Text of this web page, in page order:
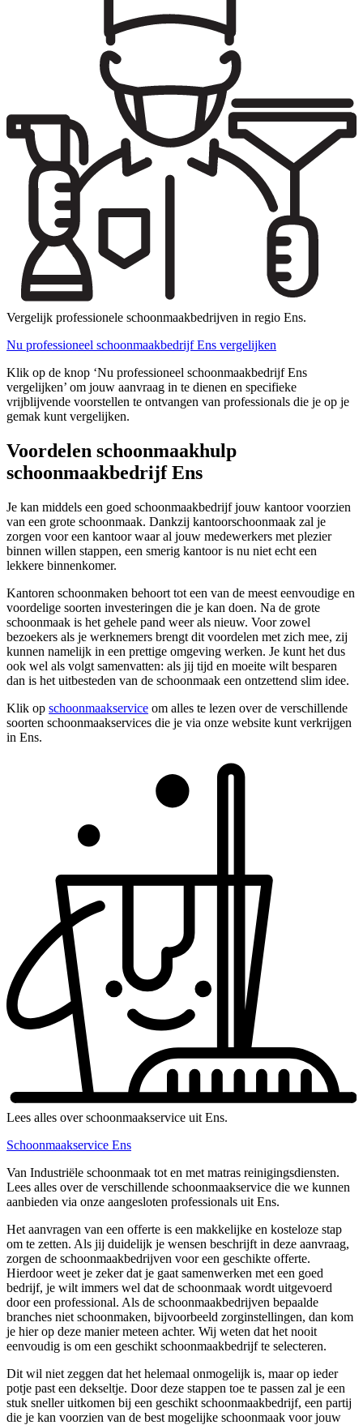
Vergelijk professionele schoonmaakbedrijven in regio Ens.
Nu professioneel schoonmaakbedrijf Ens vergelijken
Klik op de knop ‘Nu professioneel schoonmaakbedrijf Ens
vergelijken’ om jouw aanvraag in te dienen en specifieke
vrijblijvende voorstellen te ontvangen van professionals die je op je
gemak kunt vergelijken.
Voordelen schoonmaakhulp
schoonmaakbedrijf Ens
Je kan middels een goed schoonmaakbedrijf jouw kantoor voorzien
van een grote schoonmaak. Dankzij kantoorschoonmaak zal je
zorgen voor een kantoor waar al jouw medewerkers met plezier
binnen willen stappen, een smerig kantoor is nu niet echt een
lekkere binnenkomer.
Kantoren schoonmaken behoort tot een van de meest eenvoudige en
voordelige soorten investeringen die je kan doen. Na de grote
schoonmaak is het gehele pand weer als nieuw. Voor zowel
bezoekers als je werknemers brengt dit voordelen met zich mee, zij
kunnen namelijk in een prettige omgeving werken. Je kunt het dus
ook wel als volgt samenvatten: als jij tijd en moeite wilt besparen
dan is het uitbesteden van de schoonmaak een ontzettend slim idee.
Klik op schoonmaakservice om alles te lezen over de verschillende
soorten schoonmaakservices die je via onze website kunt verkrijgen
in Ens.
Lees alles over schoonmaakservice uit Ens.
Schoonmaakservice Ens
Van Industriële schoonmaak tot en met matras reinigingsdiensten.
Lees alles over de verschillende schoonmaakservice die we kunnen
aanbieden via onze aangesloten professionals uit Ens.
Het aanvragen van een offerte is een makkelijke en kosteloze stap
om te zetten. Als jij duidelijk je wensen beschrijft in deze aanvraag,
zorgen de schoonmaakbedrijven voor een geschikte offerte.
Hierdoor weet je zeker dat je gaat samenwerken met een goed
bedrijf, je wilt immers wel dat de schoonmaak wordt uitgevoerd
door een professional. Als de schoonmaakbedrijven bepaalde
branches niet schoonmaken, bijvoorbeeld zorginstellingen, dan kom
je hier op deze manier meteen achter. Wij weten dat het nooit
eenvoudig is om een geschikt schoonmaakbedrijf te selecteren.
Dit wil niet zeggen dat het helemaal onmogelijk is, maar op ieder
potje past een dekseltje. Door deze stappen toe te passen zal je een
stuk sneller uitkomen bij een geschikt schoonmaakbedrijf, een partij
die je kan voorzien van de best mogelijke schoonmaak voor jouw